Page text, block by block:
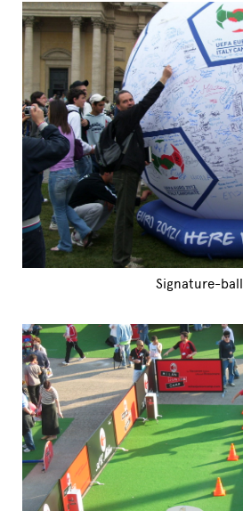
Signature-ball